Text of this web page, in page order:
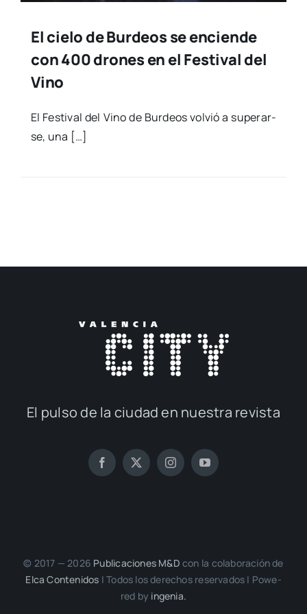
El cielo de Burdeos se enciende
con 400 drones en el Festival del
Vino
El Fes­ti­val del Vino de Bur­deos vol­vió a supe­rar­
se, una […]
El pul­so de la ciu­dad en nues­tra revis­ta
© 2017 — 2026 Publi­ca­cio­nes M&D con la cola­bo­ra­ción de
Elca Con­te­ni­dos | Todos los dere­chos reser­va­dos | Powe­
red by inge­nia.